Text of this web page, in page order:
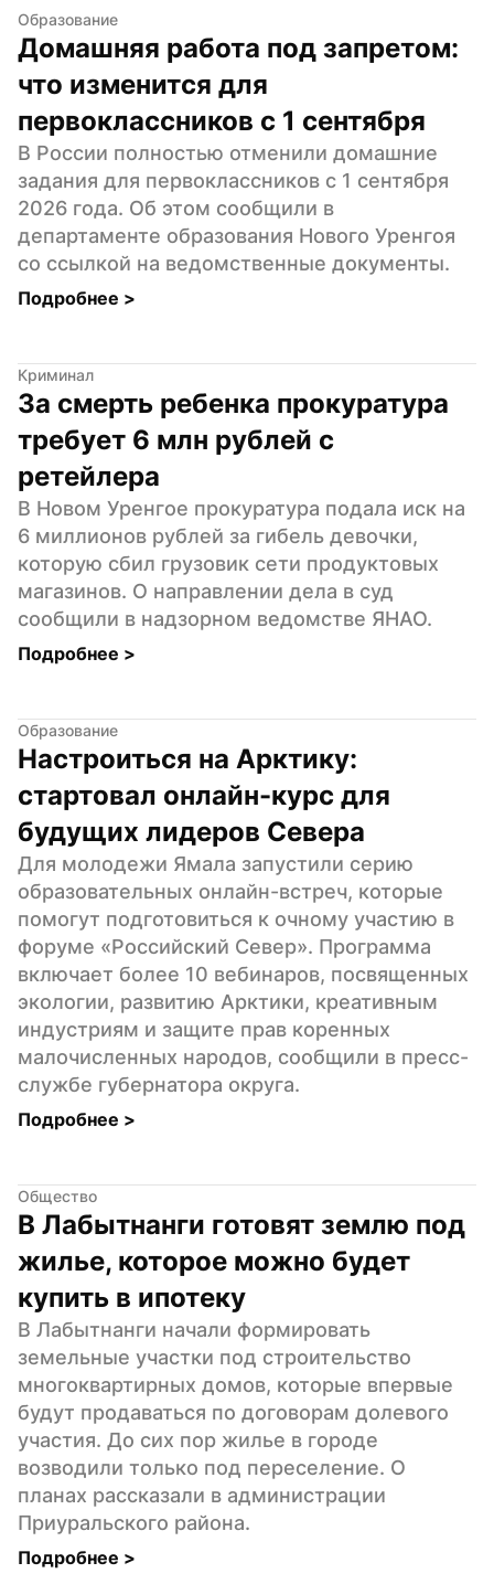
Образование
Домашняя работа под запретом:
что изменится для
первоклассников с 1 сентября
В России полностью отменили домашние
задания для первоклассников с 1 сентября
2026 года. Об этом сообщили в
департаменте образования Нового Уренгоя
со ссылкой на ведомственные документы.
Подробнее >
Криминал
За смерть ребенка прокуратура
требует 6 млн рублей с
ретейлера
В Новом Уренгое прокуратура подала иск на
6 миллионов рублей за гибель девочки,
которую сбил грузовик сети продуктовых
магазинов. О направлении дела в суд
сообщили в надзорном ведомстве ЯНАО.
Подробнее >
Образование
Настроиться на Арктику:
стартовал онлайн-курс для
будущих лидеров Севера
Для молодежи Ямала запустили серию
образовательных онлайн-встреч, которые
помогут подготовиться к очному участию в
форуме «Российский Север». Программа
включает более 10 вебинаров, посвященных
экологии, развитию Арктики, креативным
индустриям и защите прав коренных
малочисленных народов, сообщили в пресс-
службе губернатора округа.
Подробнее >
Общество
В Лабытнанги готовят землю под
жилье, которое можно будет
купить в ипотеку
В Лабытнанги начали формировать
земельные участки под строительство
многоквартирных домов, которые впервые
будут продаваться по договорам долевого
участия. До сих пор жилье в городе
возводили только под переселение. О
планах рассказали в администрации
Приуральского района.
Подробнее >